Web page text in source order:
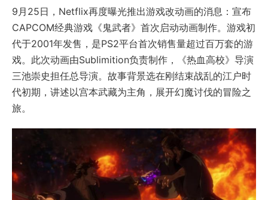
9月25日，Netflix再度曝光推出游戏改动画的消息：宣布
CAPCOM经典游戏《鬼武者》首次启动动画制作。游戏初
代于2001年发售，是PS2平台首次销售量超过百万套的游
戏。此次动画由Sublimition负责制作，《热血高校》导演
三池崇史担任总导演。故事背景选在刚结束战乱的江户时
代初期，讲述以宫本武藏为主角，展开幻魔讨伐的冒险之
旅。